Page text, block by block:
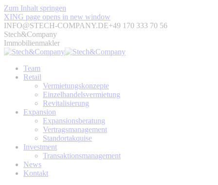
Zum Inhalt springen
XING page opens in new window
INFO@STECH-COMPANY.DE+49 170 333 70 56
Stech&Company
Immobilienmakler
Team
Retail
Vermietungskonzepte
Einzelhandelsvermietung
Revitalisierung
Expansion
Expansionsberatung
Vertragsmanagement
Standortakquise
Investment
Transaktionsmanagement
News
Kontakt